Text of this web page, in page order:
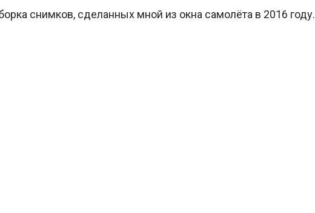
снимков, сделанных мной из окна самолёта в 2016 году.